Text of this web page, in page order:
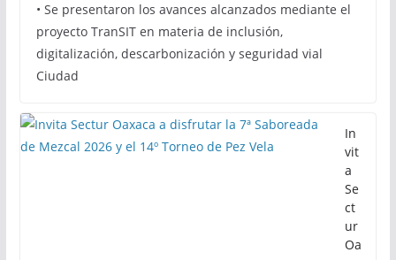
• Se presentaron los avances alcanzados mediante el
proyecto TranSIT en materia de inclusión,
digitalización, descarbonización y seguridad vial
Ciudad
In
vit
a
Se
ct
ur
Oa